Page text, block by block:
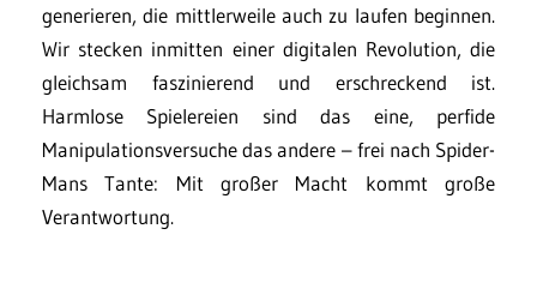
generieren, die mittlerweile auch zu laufen beginnen.
Wir stecken inmitten einer digitalen Revolution, die
gleichsam faszinierend und erschreckend ist.
Harmlose Spielereien sind das eine, perfide
Manipulationsversuche das andere – frei nach Spider-
Mans Tante: Mit großer Macht kommt große
Verantwortung.